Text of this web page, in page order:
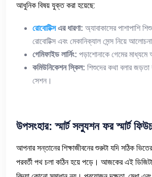
আধুনিক বিষয় যুক্ত করা হয়েছে:
রোবোটিক্স এর ধারণা: অ্যাবাকাসের পাশাপাশি
রোবোটিক্স এবং মেকানিক্যাল সেন্স নিয়ে
গেমিফাইড লার্নিং: পড়াশোনাকে গেমের
কমিউনিকেশন স্কিল: শিশুদের কথা বলার জড়তা
সেশন।
উপসংহার:স্মার্ট সল্যুশন ফর স্মার্ট
আপনার সন্তানের শিক্ষাজীবনের শুরুটা যদি সঠিক
পরবর্তী পথ চলা কঠিন হয়ে পড়ে। আজকের এই